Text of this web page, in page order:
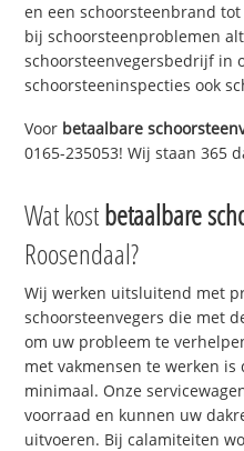
en een schoorsteenbrand
bij schoorsteenproblemen
schoorsteenvegersbedrijf in
schoorsteeninspecties ook
Voor betaalbare
0165-235053! Wij staan 365
Wat kostbetaalbare
Roosendaal?
Wij werken uitsluitend met
schoorsteenvegers die met
om uw probleem te
met vakmensen te werken
minimaal. Onze
voorraad en kunnen uw
uitvoeren. Bij calamiteiten